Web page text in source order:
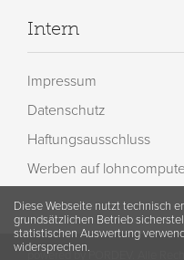
Intern
Impressum
Datenschutz
Haftungsausschluss
Werben auf
powered by PORDEV. Alle
Diese Webseite nutzt technisch
grundsätzlichen Betrieb
statistischen Auswertung
widersprechen.